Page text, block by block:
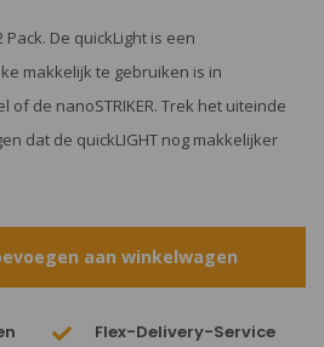
Pack. De quickLight is een
makkelijk te gebruiken is in
de nanoSTRIKER. Trek het uiteinde
dat de quickLIGHT nog makkelijker
aan winkelwagen
Flex-Delivery-Service